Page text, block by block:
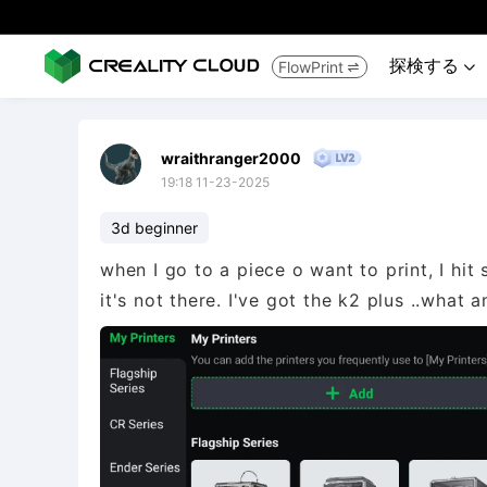
FlowPrint  探検する 
wraithranger2000
19:18 11-23-2025
3d beginner
when I go to a piece o want to print, I hit
it's not there. I've got the k2 plus ..what